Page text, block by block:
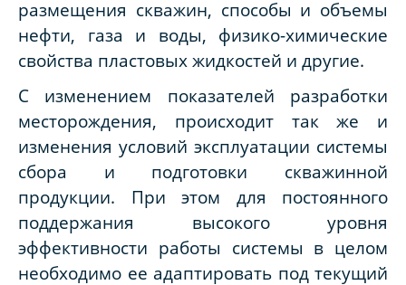
размещения скважин, способы и объемы
нефти, газа и воды, физико-химические
свойства пластовых жидкостей и другие.
С изменением показателей разработки
месторождения, происходит так же и
изменения условий эксплуатации системы
сбора и подготовки скважинной
продукции. При этом для постоянного
поддержания высокого уровня
эффективности работы системы в целом
необходимо ее адаптировать под текущий